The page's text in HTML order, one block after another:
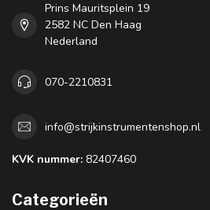
Prins Mauritsplein 19
2582 NC Den Haag
Nederland
070-2210831
info@strijkinstrumentenshop.nl
KVK nummer: 82407460
Categorieën